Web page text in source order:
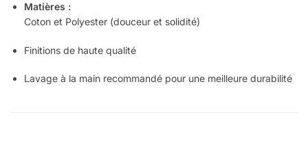
Matières :
Coton et Polyester (douceur et solidité)
Finitions de haute qualité
Lavage à la main recommandé pour une meilleure durabilité